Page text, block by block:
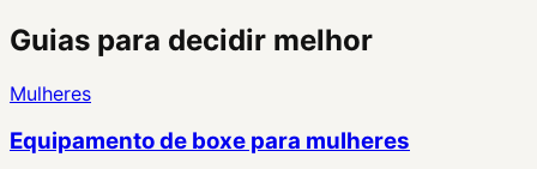
Guias para decidir melhor
Mulheres
Equipamento de boxe para mulheres